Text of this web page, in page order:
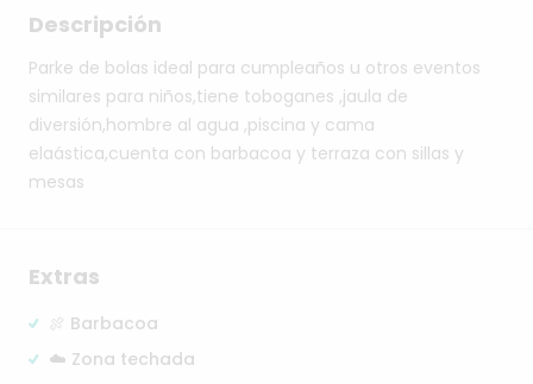
Descripción
Parke de bolas ideal para cumpleaños u otros eventos
similares para niños,tiene toboganes ,jaula de
diversión,hombre al agua ,piscina y cama
elaástica,cuenta con barbacoa y terraza con sillas y
mesas
Extras
🍖 Barbacoa
☁️ Zona techada